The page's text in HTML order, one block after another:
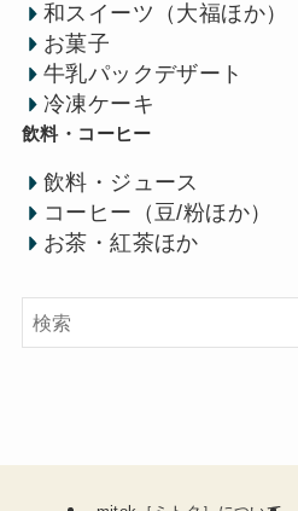
和スイーツ（大福ほか）
お菓子
牛乳パックデザート
冷凍ケーキ
飲料・コーヒー
飲料・ジュース
コーヒー（豆/粉ほか）
お茶・紅茶ほか